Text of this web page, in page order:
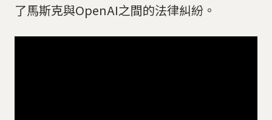
了馬斯克與OpenAI之間的法律糾紛。